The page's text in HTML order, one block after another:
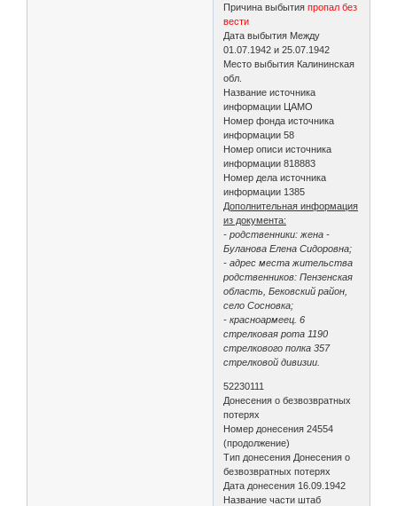
Причина выбытияпропал без
вести
Дата выбытия Между
01.07.1942 и 25.07.1942
Место выбытия Калининская
обл.
Название источника
информации ЦАМО
Номер фонда источника
информации 58
Номер описи источника
информации 818883
Номер дела источника
информации 1385
Дополнительная информация
из документа:
- родственники: жена -
Буланова Елена Сидоровна;
- адрес места жительства
родственников: Пензенская
область, Бековский район,
село Сосновка;
- красноармеец. 6
стрелковая рота 1190
стрелкового полка 357
стрелковой дивизии.
52230111
Донесения о безвозвратных
потерях
Номер донесения 24554
(продолжение)
Тип донесения Донесения о
безвозвратных потерях
Дата донесения 16.09.1942
Название части штаб